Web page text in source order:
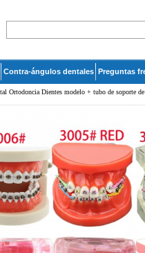
Contra-ángulos dentales Preguntas
Ortodoncia Dientes modelo + tubo de soporte